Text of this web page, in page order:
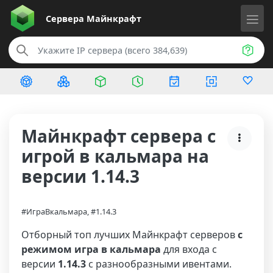
Сервера Майнкрафт
Майнкрафт сервера с
игрой в кальмара на
версии 1.14.3
#ИграВкальмара, #1.14.3
Отборный топ лучших Майнкрафт серверовс
режимом игра в кальмара для входа с
версии 1.14.3 с разнообразными ивентами.